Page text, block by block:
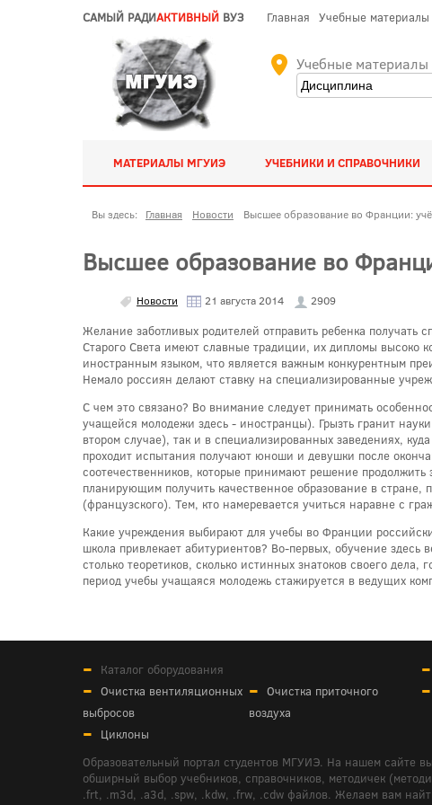
САМЫЙ РАДИАКТИВНЫЙ ВУЗ Главная Учебные материалы
Учебные
МАТЕРИАЛЫ МГУИЭ УЧЕБНИКИ И СПРАВОЧНИКИ
Вы здесь: Главная Новости Высшее образование во Франции:
Высшее образование во
Новости 21 августа 2014 2909
Желание заботливых родителей отправить ребенка
Старого Света имеют славные традиции, их дипломы высоко
иностранным языком, что является важным конкурентным
Немало россиян делают ставку на специализированные
С чем это связано? Во внимание следует принимать
учащейся молодежи здесь - иностранцы). Грызть гранит
втором случае), так и в специализированных заведениях,
проходит испытания получают юноши и девушки после
соотечественников, которые принимают решение
планирующим получить качественное образование в стране,
(французского). Тем, кто намеревается учиться наравне с
Какие учреждения выбирают для учебы во Франции
школа привлекает абитуриентов? Во-первых, обучение
столько теоретиков, сколько истинных знатоков своего
период учебы учащаяся молодежь стажируется в ведущих
Каталог оборудования
Очистка вентиляционных
выбросов
Очистка приточного
воздуха
Циклоны
Образовательный портал студентов МГУИЭ. На нашем сайте
обширный выбор учебников, справочников, методичек
.frt, .m3d, .a3d, .spw, .kdw, .frw, .cdw файлов. Желаем вам